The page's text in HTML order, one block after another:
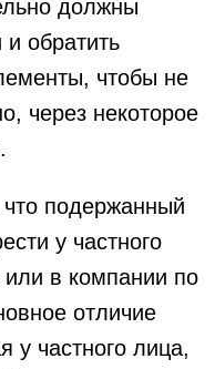
должны
и обратить
чтобы не
через некоторое
подержанный
у частного
в компании по
отличие
у частного лица,